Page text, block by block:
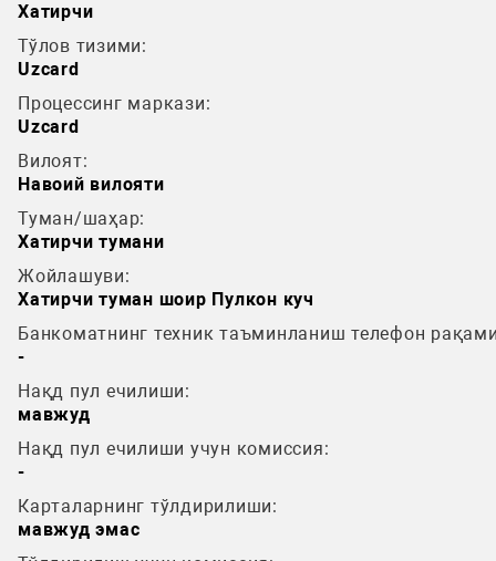
Хатирчи
Тўлов тизими:
Uzcard
Процессинг маркази:
Uzcard
Вилоят:
Навоий вилояти
Туман/шаҳар:
Хатирчи тумани
Жойлашуви:
Хатирчи туман шоир Пулкон куч
Банкоматнинг техник таъминланиш телефон
-
Нақд пул ечилиши:
мавжуд
Нақд пул ечилиши учун комиссия:
-
Карталарнинг тўлдирилиши:
мавжуд эмас